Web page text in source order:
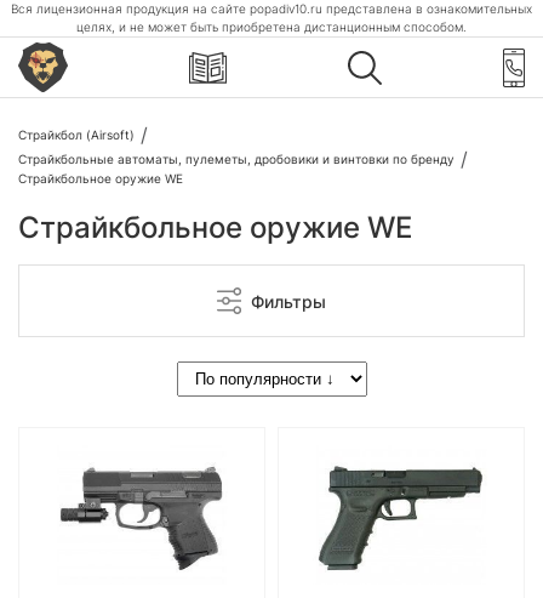
Вся лицензионная продукция на сайте popadiv10.ru представлена в ознакомительных
целях, и не может быть приобретена дистанционным способом.
Страйкбол (Airsoft)
Страйкбольные автоматы, пулеметы, дробовики и винтовки по бренду
Страйкбольное оружие WE
Страйкбольное оружие WE
Фильтры